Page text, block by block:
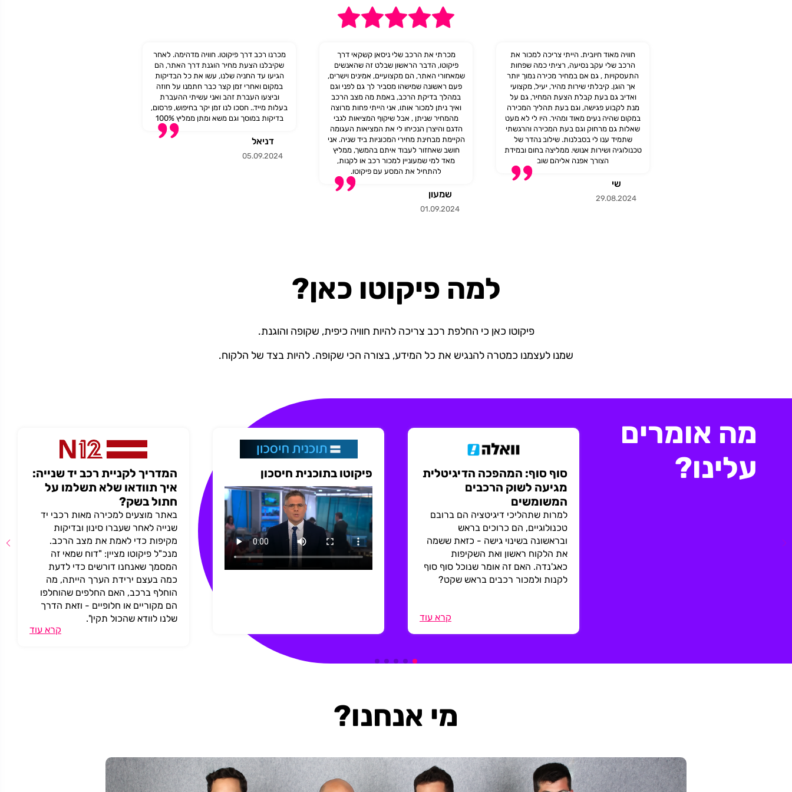
חוויה מאוד חיובית. הייתי צריכה למכור את
הרכב שלי עקב נסיעה, רציתי כמה שפחות
התעסקויות , גם אם במחיר מכירה נמוך יותר
אך הוגן. קיבלתי שירות מהיר, יעיל, מקצועי
ואדיב גם בעת קבלת הצעת המחיר, גם על
מנת לקבוע פגישה, וגם בעת תהליך המכירה
במקום שהיה נעים מאוד ומהיר. היו לי לא מעט
שאלות גם מרחוק וגם בעת המכירה והרגשתי
שתמיד ענו לי בסבלנות. שילוב נהדר של
טכנולוגיה ושירות אנושי. ממליצה בחום ובמידת
הצורך אפנה אליהם שוב‎
שי
29.08.2024
מכרתי את הרכב שלי ניסאן קשקאי דרך
פיקוטו, הדבר הראשון שבלט זה שהאנשים
שמאחורי האתר, הם מקצועיים, אמינים וישרים,
פעם ראשונה שמישהו מסביר לך גם לפני וגם
במהלך בדיקת הרכב, באמת מה מצב הרכב
ואיך ניתן למכור אותו, אני הייתי פחות מרוצה
מהמחיר שניתן , אבל שיקוף המציאות לגבי
הדגם והיצרן הנכיחו לי את המציאות העגומה
הקיימת מבחינת מחירי המכוניות ביד שניה. אני
חושב שאחזור לעבוד איתם בהמשך, ממליץ
מאד למי שמעוניין למכור רכב או לקנות,
להתחיל את המסע עם פיקוטו.‎
שמעון
01.09.2024
מכרנו רכב דרך פיקוטו. חוויה מדהימה. לאחר
שקיבלנו הצעת מחיר הוגנת דרך האתר, הם
הגיעו עד החניה שלנו, עשו את כל הבדיקות
במקום ואחרי זמן קצר כבר חתמנו על חוזה
וביצעו העברת זהב ואני עשיתי ההעברת
בעלות מייד.. חסכו לנו זמן יקר בחיפוש, פרסום,
בדיקות במוסך וגם משא ומתן ממליץ 100%‎
דניאל
05.09.2024
למה פיקוטו כאן?
פיקוטו כאן כי החלפת רכב צריכה להיות חוויה כיפית, שקופה והוגנת.
שמנו לעצמנו כמטרה להנגיש את כל המידע, בצורה הכי שקופה. להיות בצד של הלקוח.
מה אומרים
עלינו?
סוף סוף: המהפכה הדיגיטלית
מגיעה לשוק הרכבים
המשומשים
למרות שתהליכי דיגיטציה הם ברובם
טכנולוגיים, הם כרוכים בראש
ובראשונה בשינוי גישה - כזאת ששמה
את הלקוח ראשון ואת השקיפות
כאג'נדה. האם זה אומר שנוכל סוף סוף
לקנות ולמכור רכבים בראש שקט?
קרא עוד
פיקוטו בתוכנית חיסכון
המדריך לקניית רכב יד שנייה:
איך תוודאו שלא תשלמו על
חתול בשק?
באתר מוצעים למכירה מאות רכבי יד
שנייה לאחר שעברו סינון ובדיקות
מקיפות כדי לאמת את מצב הרכב.
מנכ"ל פיקוטו מציין: "דוח שמאי זה
המסמך שאנחנו דורשים כדי לדעת
כמה בעצם ירידת הערך הייתה, מה
הוחלף ברכב, האם החלפים שהוחלפו
הם מקוריים או חלופיים - וזאת הדרך
שלנו לוודא שהכול תקין".
קרא עוד
מי אנחנו?